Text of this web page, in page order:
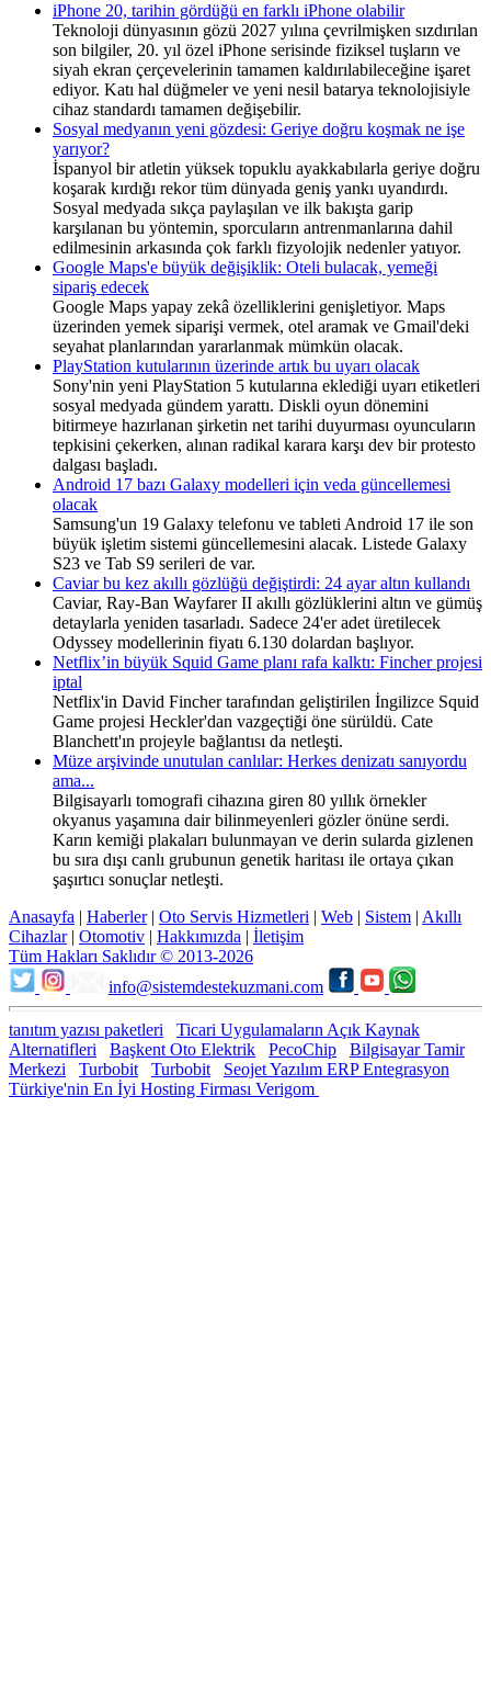
iPhone 20, tarihin gördüğü en farklı iPhone olabilir
Teknoloji dünyasının gözü 2027 yılına çevrilmişken sızdırılan
son bilgiler, 20. yıl özel iPhone serisinde fiziksel tuşların ve
siyah ekran çerçevelerinin tamamen kaldırılabileceğine işaret
ediyor. Katı hal düğmeler ve yeni nesil batarya teknolojisiyle
cihaz standardı tamamen değişebilir.
Sosyal medyanın yeni gözdesi: Geriye doğru koşmak ne işe
yarıyor?
İspanyol bir atletin yüksek topuklu ayakkabılarla geriye doğru
koşarak kırdığı rekor tüm dünyada geniş yankı uyandırdı.
Sosyal medyada sıkça paylaşılan ve ilk bakışta garip
karşılanan bu yöntemin, sporcuların antrenmanlarına dahil
edilmesinin arkasında çok farklı fizyolojik nedenler yatıyor.
Google Maps'e büyük değişiklik: Oteli bulacak, yemeği
sipariş edecek
Google Maps yapay zekâ özelliklerini genişletiyor. Maps
üzerinden yemek siparişi vermek, otel aramak ve Gmail'deki
seyahat planlarından yararlanmak mümkün olacak.
PlayStation kutularının üzerinde artık bu uyarı olacak
Sony'nin yeni PlayStation 5 kutularına eklediği uyarı etiketleri
sosyal medyada gündem yarattı. Diskli oyun dönemini
bitirmeye hazırlanan şirketin net tarihi duyurması oyuncuların
tepkisini çekerken, alınan radikal karara karşı dev bir protesto
dalgası başladı.
Android 17 bazı Galaxy modelleri için veda güncellemesi
olacak
Samsung'un 19 Galaxy telefonu ve tableti Android 17 ile son
büyük işletim sistemi güncellemesini alacak. Listede Galaxy
S23 ve Tab S9 serileri de var.
Caviar bu kez akıllı gözlüğü değiştirdi: 24 ayar altın kullandı
Caviar, Ray-Ban Wayfarer II akıllı gözlüklerini altın ve gümüş
detaylarla yeniden tasarladı. Sadece 24'er adet üretilecek
Odyssey modellerinin fiyatı 6.130 dolardan başlıyor.
Netflix’in büyük Squid Game planı rafa kalktı: Fincher projesi
iptal
Netflix'in David Fincher tarafından geliştirilen İngilizce Squid
Game projesi Heckler'dan vazgeçtiği öne sürüldü. Cate
Blanchett'ın projeyle bağlantısı da netleşti.
Müze arşivinde unutulan canlılar: Herkes denizatı sanıyordu
ama...
Bilgisayarlı tomografi cihazına giren 80 yıllık örnekler
okyanus yaşamına dair bilinmeyenleri gözler önüne serdi.
Karın kemiği plakaları bulunmayan ve derin sularda gizlenen
bu sıra dışı canlı grubunun genetik haritası ile ortaya çıkan
şaşırtıcı sonuçlar netleşti.
Anasayfa | Haberler| Oto Servis Hizmetleri | Web | Sistem | Akıllı
Cihazlar| Otomotiv | Hakkımızda | İletişim
Tüm Hakları Saklıdır © 2013-2026
info@sistemdestekuzmani.com
tanıtım yazısı paketleri
Ticari Uygulamaların Açık Kaynak
Alternatifleri
Başkent Oto Elektrik PecoChip
Bilgisayar Tamir
Merkezi
Turbobit Turbobit
Seojet Yazılım ERP Entegrasyon
Türkiye'nin En İyi Hosting Firması Verigom